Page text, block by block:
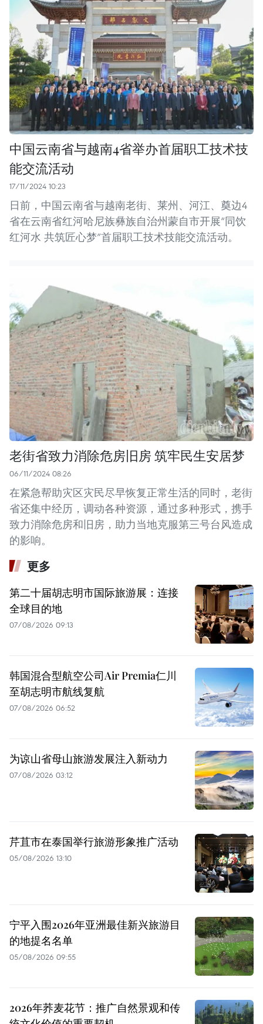
中国云南省与越南4省举办首届职工技术技
能交流活动
17/11/2024 10:23
日前，中国云南省与越南老街、莱州、河江、奠边4
省在云南省红河哈尼族彝族自治州蒙自市开展“同饮
红河水 共筑匠心梦”首届职工技术技能交流活动。
老街省致力消除危房旧房 筑牢民生安居梦
06/11/2024 08:26
在紧急帮助灾区灾民尽早恢复正常生活的同时，老街
省还集中经历，调动各种资源，通过多种形式，携手
致力消除危房和旧房，助力当地克服第三号台风造成
的影响。
更多
第二十届胡志明市国际旅游展：连接
全球目的地
07/08/2026 09:13
韩国混合型航空公司Air Premia仁川
至胡志明市航线复航
07/08/2026 06:52
为谅山省母山旅游发展注入新动力
07/08/2026 03:12
芹苴市在泰国举行旅游形象推广活动
05/08/2026 13:10
宁平入围2026年亚洲最佳新兴旅游目
的地提名名单
05/08/2026 09:55
2026年荞麦花节：推广自然景观和传